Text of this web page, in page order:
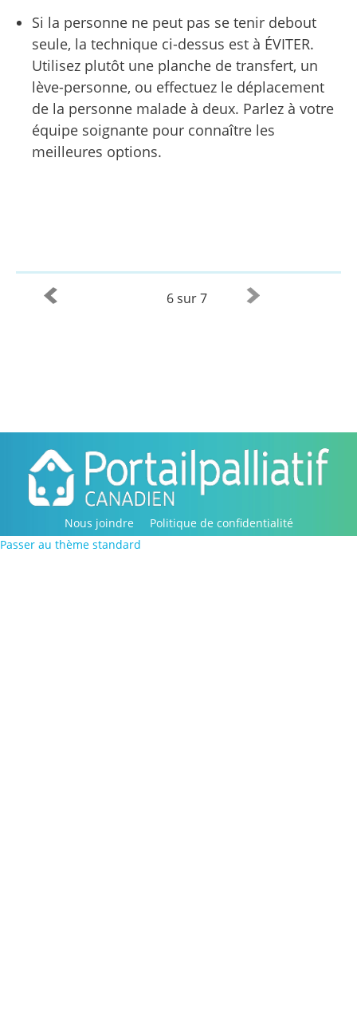
Si la personne ne peut pas se tenir debout
seule, la technique ci-dessus est à ÉVITER.
Utilisez plutôt une planche de transfert, un
lève-personne, ou effectuez le déplacement
de la personne malade à deux. Parlez à votre
équipe soignante pour connaître les
meilleures options.
6 sur 7
Nous joindre
Politique de confidentialité
Copyright © 2016-2022, Portail palliatif canadien. Tous
Passer au thème standard